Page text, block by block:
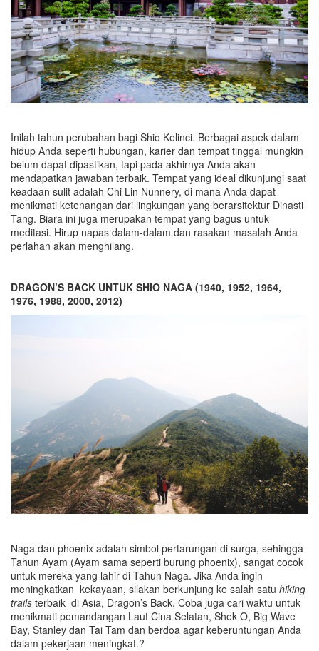
Inilah tahun perubahan bagi Shio Kelinci. Berbagai aspek dalam
hidup Anda seperti hubungan, karier dan tempat tinggal mungkin
belum dapat dipastikan, tapi pada akhirnya Anda akan
mendapatkan jawaban terbaik. Tempat yang ideal dikunjungi saat
keadaan sulit adalah Chi Lin Nunnery, di mana Anda dapat
menikmati ketenangan dari lingkungan yang berarsitektur Dinasti
Tang. Biara ini juga merupakan tempat yang bagus untuk
meditasi. Hirup napas dalam-dalam dan rasakan masalah Anda
perlahan akan menghilang.
DRAGON’S BACK UNTUK SHIO NAGA (1940, 1952, 1964,
1976, 1988, 2000, 2012)
Naga dan phoenix adalah simbol pertarungan di surga, sehingga
Tahun Ayam (Ayam sama seperti burung phoenix), sangat cocok
untuk mereka yang lahir di Tahun Naga. Jika Anda ingin
meningkatkan kekayaan, silakan berkunjung ke salah satu hiking
trails terbaik di Asia, Dragon’s Back. Coba juga cari waktu untuk
menikmati pemandangan Laut Cina Selatan, Shek O, Big Wave
Bay, Stanley dan Tai Tam dan berdoa agar keberuntungan Anda
dalam pekerjaan meningkat.?